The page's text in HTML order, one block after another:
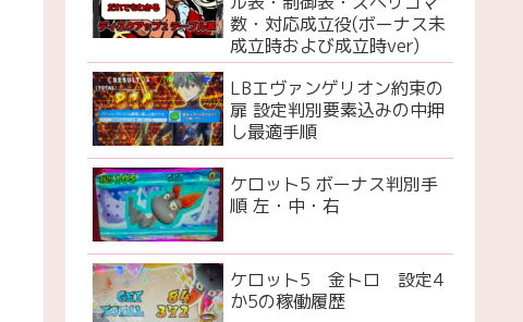
数・対応成立役(ボーナス未
成立時および成立時ver)
LBエヴァンゲリオン約束の
扉 設定判別要素込みの中押
し最適手順
ケロット5 ボーナス判別手
順 左・中・右
ケロット5 金トロ 設定4
か5の稼働履歴